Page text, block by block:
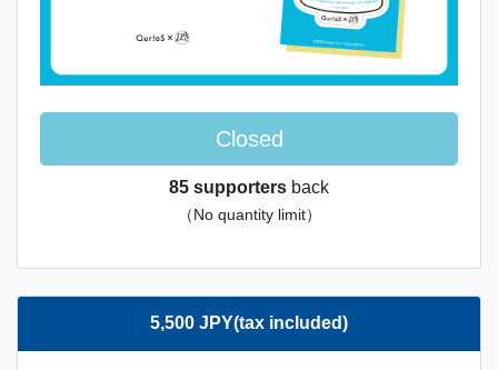
Closed
85 supporters back
（No quantity limit）
5,500 JPY(tax included)